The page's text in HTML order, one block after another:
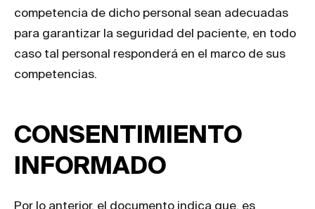
competencia de dicho personal sean adecuadas
para garantizar la seguridad del paciente, en todo
caso tal personal responderá en el marco de sus
competencias.
CONSENTIMIENTO
INFORMADO
Por lo anterior, el documento indica que, es